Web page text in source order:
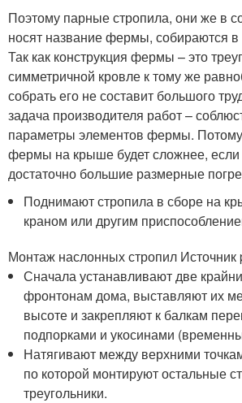
Поэтому парные стропила, они же в
носят название фермы, собираются в
Так как конструкция фермы – это
симметричной кровле к тому же
собрать его не составит большого
задача производителя работ –
параметры элементов фермы. Потому
фермы на крыше будет сложнее,
достаточно большие размерные
Поднимают стропила в сборе на
краном или другим
Монтаж наслонных стропил Источник
Сначала устанавливают две
фронтонам дома, выставляют их
высоте и закрепляют к балкам
подпорками и укосинами
Натягивают между верхними
по которой монтируют остальные
треугольники.